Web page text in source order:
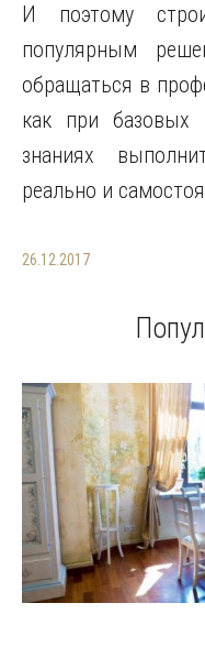
И поэтому
популярным
обращаться в
как при базовых
знаниях
реально и
26.12.2017